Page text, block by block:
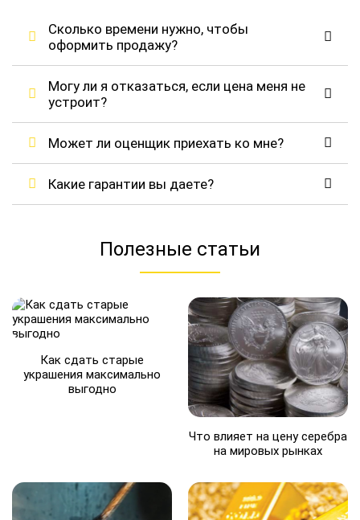
Сколько времени нужно, чтобы
оформить продажу?
Могу ли я отказаться, если цена меня не
устроит?
Может ли оценщик приехать ко мне?
Какие гарантии вы даете?
Полезные статьи
Как сдать старые
украшения максимально
выгодно
Что влияет на цену серебра
на мировых рынках